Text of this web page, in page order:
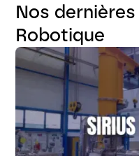
Nos
Robotique